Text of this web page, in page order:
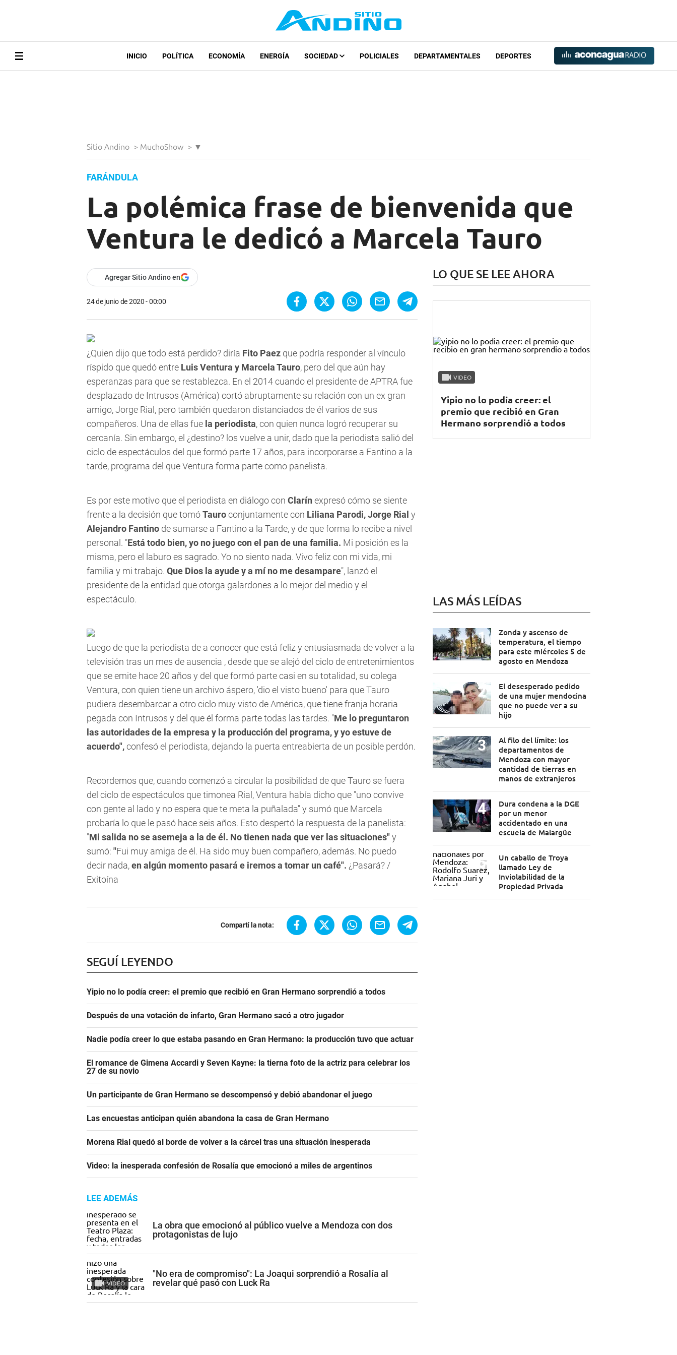
INICIO POLÍTICA ECONOMÍA ENERGÍA SOCIEDAD POLICIALES DEPARTAMENTALES DEPORTES
Sitio Andino > MuchoShow > ▼
FARÁNDULA
La polémica frase de bienvenida que
Ventura le dedicó a Marcela Tauro
Agregar Sitio Andino en
24 de junio de 2020 - 00:00
¿Quien dijo que todo está perdido? diría Fito Paez que podría responder al vínculo
ríspido que quedó entre Luis Ventura y Marcela Tauro, pero del que aún hay
esperanzas para que se restablezca. En el 2014 cuando el presidente de APTRA fue
desplazado de Intrusos (América) cortó abruptamente su relación con un ex gran
amigo, Jorge Rial, pero también quedaron distanciados de él varios de sus
compañeros. Una de ellas fue la periodista, con quien nunca logró recuperar su
cercanía. Sin embargo, el ¿destino? los vuelve a unir, dado que la periodista salió del
ciclo de espectáculos del que formó parte 17 años, para incorporarse a Fantino a la
tarde, programa del que Ventura forma parte como panelista.
Es por este motivo que el periodista en diálogo con Clarín expresó cómo se siente
frente a la decisión que tomóTauroconjuntamente con Liliana Parodi, Jorge Rial y
Alejandro Fantino de sumarse a Fantino a la Tarde, y de que forma lo recibe a nivel
personal. "Está todo bien, yo no juego con el pan de una familia. Mi posición es la
misma, pero el laburo es sagrado. Yo no siento nada. Vivo feliz con mi vida, mi
familia y mi trabajo. Que Dios la ayude y a mí no me desampare", lanzó el
presidente de la entidad que otorga galardones a lo mejor del medio y el
espectáculo.
Luego de que la periodista de a conocer que está feliz y entusiasmada de volver a la
televisión tras un mes de ausencia , desde que se alejó del ciclo de entretenimientos
que se emite hace 20 años y del que formó parte casi en su totalidad, su colega
Ventura, con quien tiene un archivo áspero, 'dio el visto bueno' para que Tauro
pudiera desembarcar a otro ciclo muy visto de América, que tiene franja horaria
pegada con Intrusos y del que él forma parte todas las tardes. "Me lo preguntaron
las autoridades de la empresa y la producción del programa, y yo estuve de
acuerdo",confesó el periodista, dejando la puerta entreabierta de un posible perdón.
Recordemos que, cuando comenzó a circular la posibilidad de que Tauro se fuera
del ciclo de espectáculos que timonea Rial, Ventura había dicho que "uno convive
con gente al lado y no espera que te meta la puñalada" y sumó que Marcela
probaría lo que le pasó hace seis años. Esto despertó la respuesta de la panelista:
"Mi salida no se asemeja a la de él. No tienen nada que ver las situaciones"y
sumó: "Fui muy amiga de él. Ha sido muy buen compañero, además. No puedo
decir nada,en algún momento pasará e iremos a tomar un café". ¿Pasará? /
Exitoína
Compartí la nota:
SEGUÍ LEYENDO
Yipio no lo podía creer: el premio que recibió en Gran Hermano sorprendió a todos
Después de una votación de infarto, Gran Hermano sacó a otro jugador
Nadie podía creer lo que estaba pasando en Gran Hermano: la producción tuvo que actuar
El romance de Gimena Accardi y Seven Kayne: la tierna foto de la actriz para celebrar los
27 de su novio
Un participante de Gran Hermano se descompensó y debió abandonar el juego
Las encuestas anticipan quién abandona la casa de Gran Hermano
Morena Rial quedó al borde de volver a la cárcel tras una situación inesperada
Video: la inesperada confesión de Rosalía que emocionó a miles de argentinos
LEE ADEMÁS
La obra que emocionó al público vuelve a Mendoza con dos
protagonistas de lujo
VIDEO
"No era de compromiso": La Joaqui sorprendió a Rosalía al
revelar qué pasó con Luck Ra
LO QUE SE LEE AHORA
VIDEO
Yipio no lo podía creer: el
premio que recibió en Gran
Hermano sorprendió a todos
LAS MÁS LEÍDAS
Zonda y ascenso de
temperatura, el tiempo
para este miércoles 5 de
agosto en Mendoza
El desesperado pedido
de una mujer mendocina
que no puede ver a su
hijo
Al filo del límite: los
departamentos de
Mendoza con mayor
cantidad de tierras en
manos de extranjeros
Dura condena a la DGE
por un menor
accidentado en una
escuela de Malargüe
Un caballo de Troya
llamado Ley de
Inviolabilidad de la
Propiedad Privada